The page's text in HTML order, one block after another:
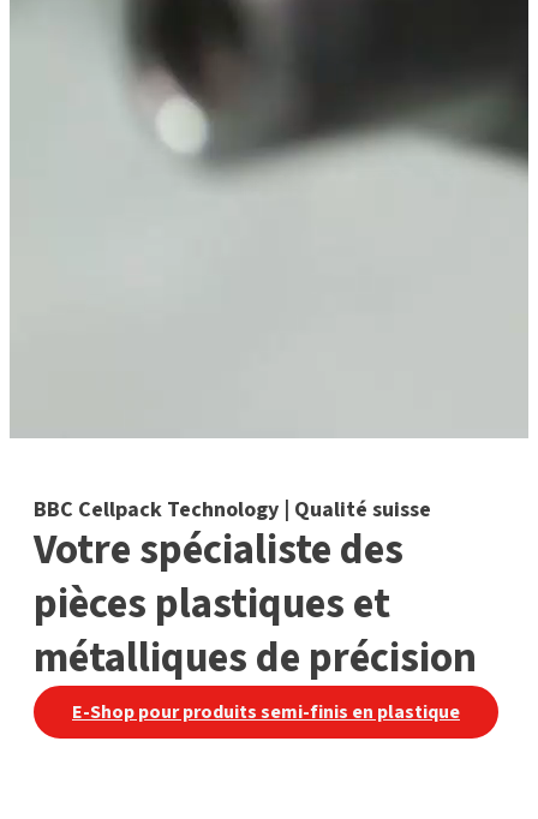
BBC Cellpack Technology | Qualité suisse
Votre spécialiste des
pièces plastiques et
métalliques de précision
E-Shop pour produits semi-finis en plastique